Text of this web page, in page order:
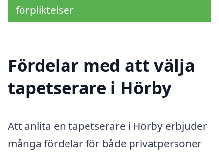
förpliktelser
Fördelar med att välja
tapetserare i Hörby
Att anlita en tapetserare i Hörby erbjuder
många fördelar för både privatpersoner